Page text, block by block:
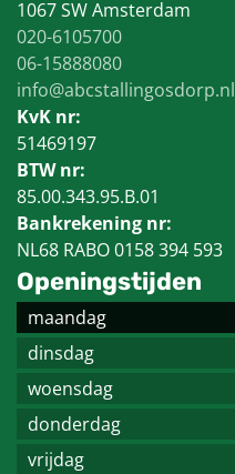
1067 SW Amsterdam
020-6105700
06-15888080
info@abcstallingosdorp.nl
KvK nr:
51469197
BTW nr:
85.00.343.95.B.01
Bankrekening nr:
NL68 RABO 0158 394 593
Openingstijden
maandag
dinsdag
woensdag
donderdag
vrijdag